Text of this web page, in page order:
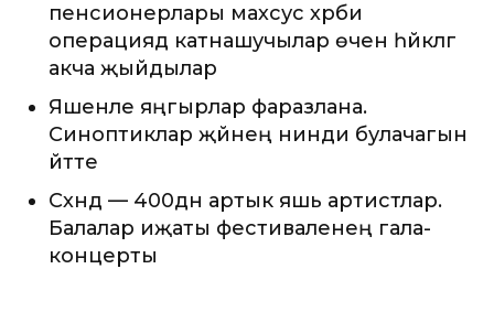
пенсионерлары махсус хәрби
операциядә катнашучылар өчен һәйкәлгә
акча җыйдылар
Яшенле яңгырлар фаразлана.
Синоптиклар җәйнең нинди булачагын
әйтте
Сәхнәдә — 400дән артык яшь артистлар.
Балалар иҗаты фестиваленең гала-
концерты